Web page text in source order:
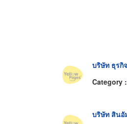
บริษัท ธุรกิ
Category :
บริษัท สินอั